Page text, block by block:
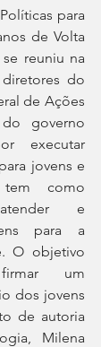
para
de Volta
reuniu na
do
de Ações
do governo
executar
jovens e
como
e
para a
O objetivo
um
dos jovens
de autoria
Milena